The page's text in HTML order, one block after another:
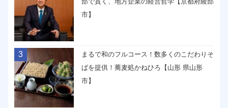
市】
3
まるで和のフルコース！数多くのこだわりそ
ばを提供！蕎麦処かねひろ【山形 県山形
市】